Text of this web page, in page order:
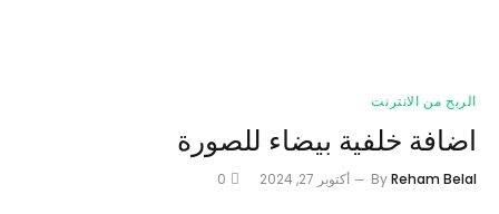
الربح من الانترنت
اضافة خلفية بيضاء للصورة
ByReham Belal أكتوبر 27, 2024 0